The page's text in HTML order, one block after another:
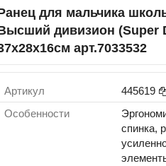
для мальчика
дивизион (Super
арт.7033532
Артикул
445619
Особенности
спинка,